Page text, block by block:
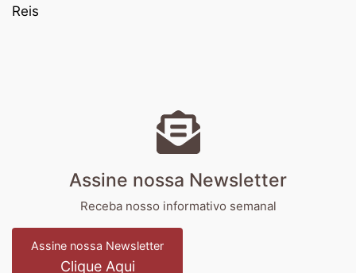
Reis
Assine nossa Newsletter
Receba nosso informativo semanal
Assine nossa Newsletter
Clique Aqui